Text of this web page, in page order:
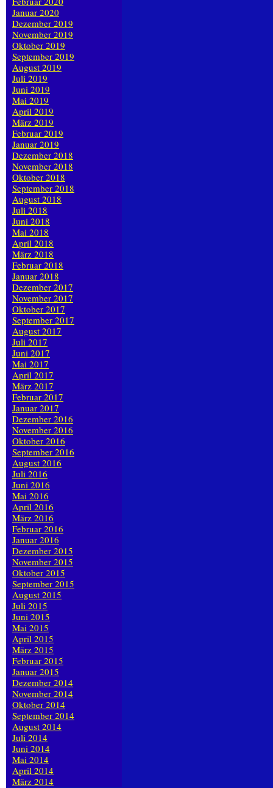
Januar 2020
Dezember 2019
November 2019
Oktober 2019
September 2019
August 2019
Juli 2019
Juni 2019
Mai 2019
April 2019
März 2019
Februar 2019
Januar 2019
Dezember 2018
November 2018
Oktober 2018
September 2018
August 2018
Juli 2018
Juni 2018
Mai 2018
April 2018
März 2018
Februar 2018
Januar 2018
Dezember 2017
November 2017
Oktober 2017
September 2017
August 2017
Juli 2017
Juni 2017
Mai 2017
April 2017
März 2017
Februar 2017
Januar 2017
Dezember 2016
November 2016
Oktober 2016
September 2016
August 2016
Juli 2016
Juni 2016
Mai 2016
April 2016
März 2016
Februar 2016
Januar 2016
Dezember 2015
November 2015
Oktober 2015
September 2015
August 2015
Juli 2015
Juni 2015
Mai 2015
April 2015
März 2015
Februar 2015
Januar 2015
Dezember 2014
November 2014
Oktober 2014
September 2014
August 2014
Juli 2014
Juni 2014
Mai 2014
April 2014
März 2014